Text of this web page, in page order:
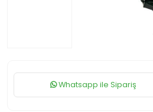
Whatsapp ile Sipariş